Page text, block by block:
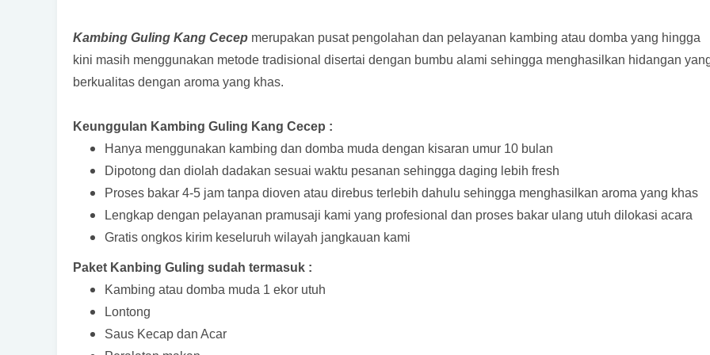
Kambing Guling Kang Cecep merupakan pusat pengolahan dan pelayanan kambing atau domba yang hingga
kini masih menggunakan metode tradisional disertai dengan bumbu alami sehingga menghasilkan hidangan
berkualitas dengan aroma yang khas.
Keunggulan Kambing Guling Kang Cecep :
Hanya menggunakan kambing dan domba muda dengan kisaran umur 10 bulan
Dipotong dan diolah dadakan sesuai waktu pesanan sehingga daging lebih fresh
Proses bakar 4-5 jam tanpa dioven atau direbus terlebih dahulu sehingga menghasilkan aroma yang khas
Lengkap dengan pelayanan pramusaji kami yang profesional dan proses bakar ulang utuh dilokasi acara
Gratis ongkos kirim keseluruh wilayah jangkauan kami
Paket Kanbing Guling sudah termasuk :
Kambing atau domba muda 1 ekor utuh
Lontong
Saus Kecap dan Acar